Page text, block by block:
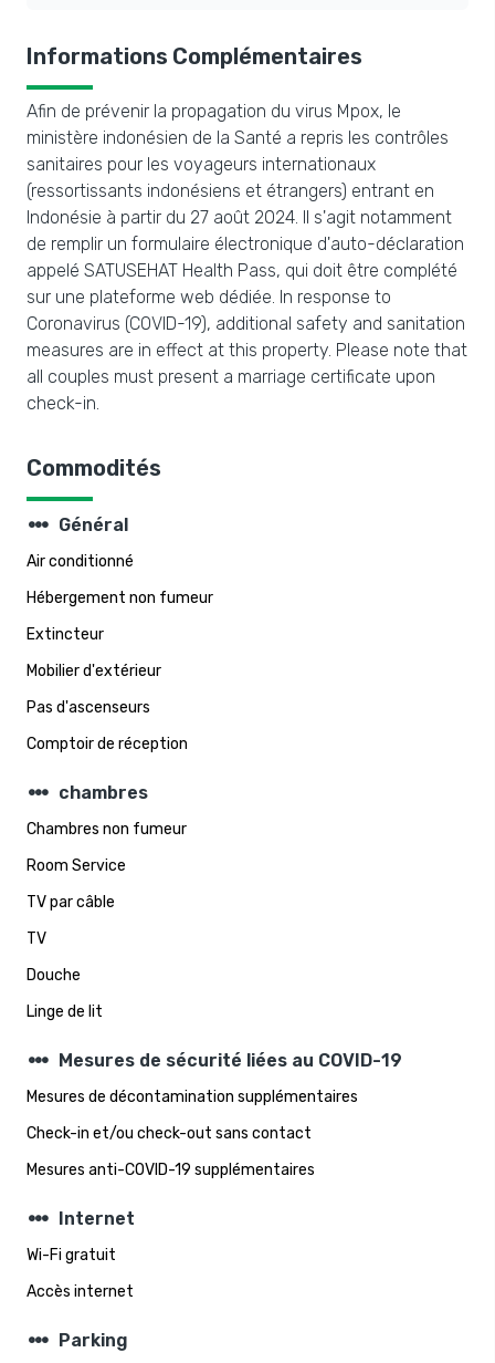
Informations Complémentaires
Afin de prévenir la propagation du virus Mpox, le
ministère indonésien de la Santé a repris les contrôles
sanitaires pour les voyageurs internationaux
(ressortissants indonésiens et étrangers) entrant en
Indonésie à partir du 27 août 2024. Il s'agit notamment
de remplir un formulaire électronique d'auto-déclaration
appelé SATUSEHAT Health Pass, qui doit être complété
sur une plateforme web dédiée. In response to
Coronavirus (COVID-19), additional safety and sanitation
measures are in effect at this property. Please note that
all couples must present a marriage certificate upon
check-in.
Commodités
steppers Général
Air conditionné
Hébergement non fumeur
Extincteur
Mobilier d'extérieur
Pas d'ascenseurs
Comptoir de réception
steppers chambres
Chambres non fumeur
Room Service
TV par câble
TV
Douche
Linge de lit
steppers Mesures de sécurité liées au COVID-19
Mesures de décontamination supplémentaires
Check-in et/ou check-out sans contact
Mesures anti-COVID-19 supplémentaires
steppers Internet
Wi-Fi gratuit
Accès internet
steppers Parking